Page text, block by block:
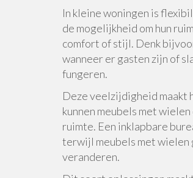
In kleine woningen is
de mogelijkheid om hun
comfort of stijl. Denk
wanneer er gasten zijn of
fungeren.
Deze veelzijdigheid maakt
kunnen meubels met
ruimte. Een inklapbare
terwijl meubels met wielen
veranderen.